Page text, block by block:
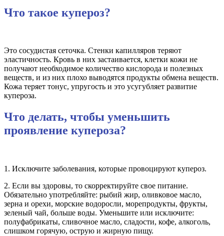
Что такое купероз?
Это сосудистая сеточка. Стенки капилляров теряют
эластичность. Кровь в них застаивается, клетки кожи не
получают необходимое количество кислорода и полезных
веществ, и из них плохо выводятся продукты обмена веществ.
Кожа теряет тонус, упругость и это усугубляет развитие
купероза.
Что делать, чтобы уменьшить
проявление купероза?
1. Исключите заболевания, которые провоцируют купероз.
2. Если вы здоровы, то скорректируйте свое питание.
Обязательно употребляйте: рыбий жир, оливковое масло,
зерна и орехи, морские водоросли, морепродукты, фрукты,
зеленый чай, больше воды. Уменьшите или исключите:
полуфабрикаты, сливочное масло, сладости, кофе, алкоголь,
слишком горячую, острую и жирную пищу.